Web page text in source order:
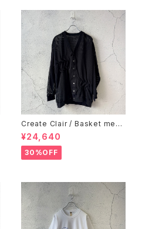
Create Clair / Basket mesh
cardigan / Black
¥24,640
30%OFF